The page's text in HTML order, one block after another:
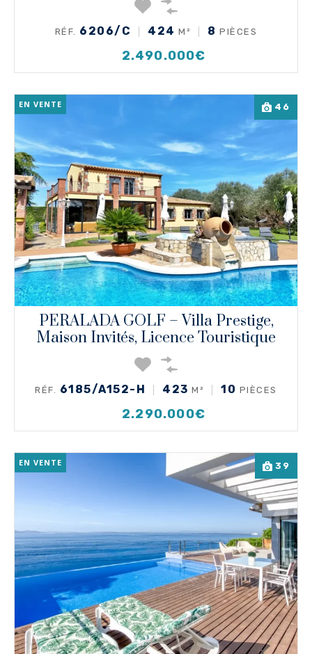
RÉF. 6206/C 424 M² 8 PIÈCES
2.490.000€
46
EN VENTE
PERALADA GOLF – Villa Prestige,
Maison Invités, Licence Touristique
RÉF. 6185/A152-H 423 M² 10 PIÈCES
2.290.000€
39
EN VENTE